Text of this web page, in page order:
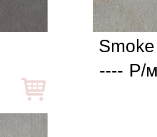
---- Р/